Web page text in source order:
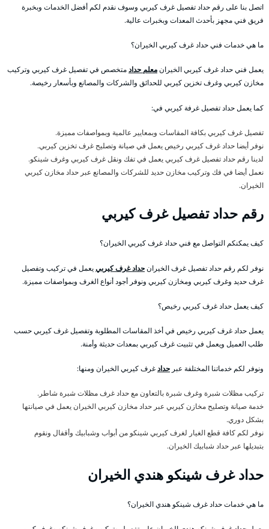
اتصل بنا على رقم حداد تفصيل غرف كيربي وسوف نقدم لكم أفضل الخدمات وبخبرة
فريق فني مجهز بأحدث المعدات وبخبرات عالية.
ما هي خدمات فني حداد غرف كيربي الخيران؟
يعمل فني حداد غرف كيربي الخيرانمعلم حدادمتخصص في تفصيل غرف كيربي وتركيب
مخازن كيربي وغرف تخزين كيربي للحدائق والشركات والمصانع وبأسعار رخيصة.
كما يعمل حداد تفصيل غرفة كيربي في:
تفصيل غرف كيربي بكافة المقاسات وبمعايير عالمية وبمواصفات مميزة.
نوفر أيضا حداد غرف كيربي رخيص يعمل في صيانة وتصليح غرف تخزين كيربي.
لدينا رقم حداد تفصيل غرف كيربي يعمل في تفك ونقل غرف كيربي وغرف شينكو.
نعمل أيضا في فك وتركيب مخازن حديد للشركات والمصانع عبر حداد مخازن كيربي
الخيران.
رقم حداد تفصيل غرف كيربي
كيف يمكنكم التواصل مع فني حداد غرف كيربي الخيران؟
نوفر لكم رقم حداد تفصيل غرف الخيرانحداد غرف كيربييعمل في تركيب وتفصيل
غرف حديد وغرف كيربي ومخازن كيربي ونوفر أجود أنواع الغرف وبمواصفات مميزة.
كيف يعمل حداد غرف كيربي رخيص؟
يعمل حداد غرف كيربي رخيص في أخذ المقاسات المطلوبة وتفصيل غرف كيربي حسب
طلب العميل ويعمل في تثبيت غرف كيربي بمعدات حديثة وأمنة.
ونوفر لكم خدماتنا المختلفة عبر حدادغرف كيربي الخيران ومنها:
تركيب مظلات شبرة وغرف شبرة بالتعاون مع حداد غرف مظلات شبرة شاطر.
خدمة صيانة وتصليح مخازن كيربي عبر حداد مخازن كيربي الخيران يعمل في صيانتها
بشكل دوري.
نوفر لكم كافة قطع الغيار لغرف كيربي شينكو من أبواب وشبابيك وأقفال ونقوم
بتبديلها عبر حداد شبابيك الخيران.
حداد غرف شينكو هندي الخيران
ما هي خدمات حداد غرف شينكو هندي الخيران؟